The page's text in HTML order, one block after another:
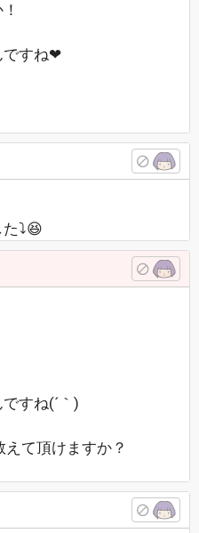
ですね❤
⤵😆
すね(´｀)
て頂けますか？